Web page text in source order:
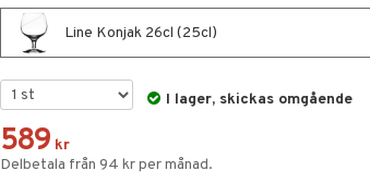
Line Konjak 26cl (25cl)
I lager, skickas omgående
589 kr
Delbetala från 94 kr per månad.